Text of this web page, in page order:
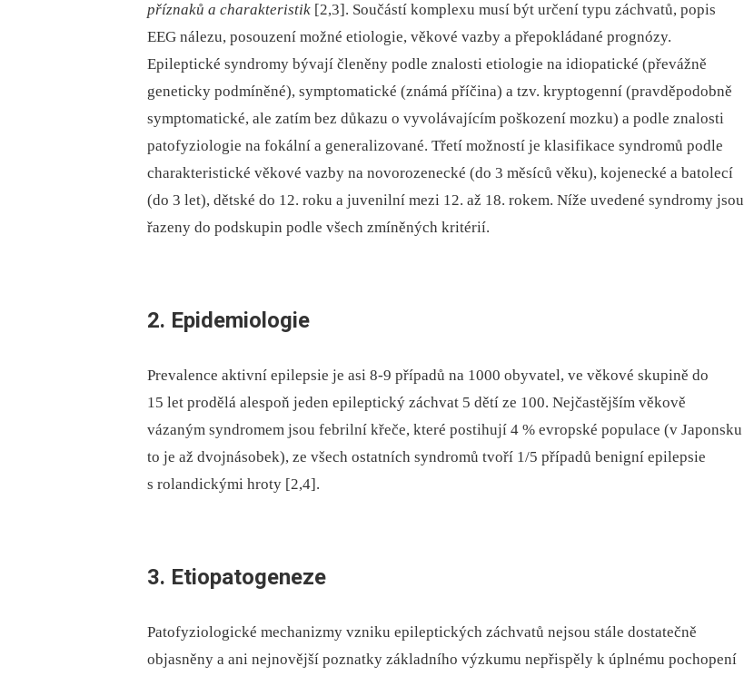
příznaků a charakteristik [2,3]. Součástí komplexu musí být určení typu záchvatů, popis
EEG nálezu, posouzení možné etiologie, věkové vazby a přepokládané prognózy.
Epileptické syndromy bývají členěny podle znalosti etiologie na idiopatické (převážně
geneticky podmíněné), symptomatické (známá příčina) a tzv. kryptogenní (pravděpodobně
symptomatické, ale zatím bez důkazu o vyvolávajícím poškození mozku) a podle znalosti
patofyziologie na fokální a generalizované. Třetí možností je klasifikace syndromů podle
charakteristické věkové vazby na novorozenecké (do 3 měsíců věku), kojenecké a batolecí
(do 3 let), dětské do 12. roku a juvenilní mezi 12. až 18. rokem. Níže uvedené syndromy jsou
řazeny do podskupin podle všech zmíněných kritérií.
2. Epidemiologie
Prevalence aktivní epilepsie je asi 8-9 případů na 1000 obyvatel, ve věkové skupině do
15 let prodělá alespoň jeden epileptický záchvat 5 dětí ze 100. Nejčastějším věkově
vázaným syndromem jsou febrilní křeče, které postihují 4 % evropské populace (v Japonsku
to je až dvojnásobek), ze všech ostatních syndromů tvoří 1/5 případů benigní epilepsie
s rolandickými hroty [2,4].
3. Etiopatogeneze
Patofyziologické mechanizmy vzniku epileptických záchvatů nejsou stále dostatečně
objasněny a ani nejnovější poznatky základního výzkumu nepřispěly k úplnému pochopení